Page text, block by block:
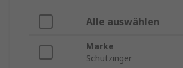
Alle auswählen
Marke
Schutzinger